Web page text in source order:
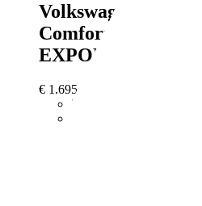
Volkswagen Polo
Comfortline
EXPOR
€ 1.695,-
276.618 km